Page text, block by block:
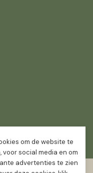
om de website te
social media en om
advertenties te zien